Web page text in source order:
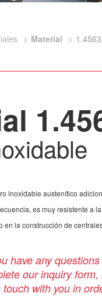
Material 1.4563
inoxidable austenítico
es muy resistente a
en la construcción de
have any
our inquiry
touch with you in